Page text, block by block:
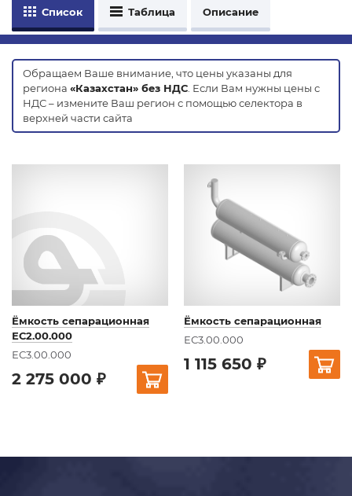
Список Таблица Описание
Обращаем Ваше внимание, что цены указаны для
региона «Казахстан» без НДС . Если Вам нужны цены с
НДС – измените Ваш регион с помощью селектора в
верхней части сайта
Ёмкость сепарационная
ЕС2.00.000
ЕС3.00.000
2 275 000 ₽
Ёмкость сепарационная
ЕС3.00.000
1 115 650 ₽